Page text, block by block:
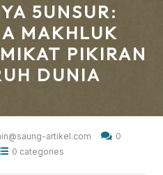
5UNSUR:
MAKHLUK
PIKIRAN
DUNIA
artikel.com
0
0 categories